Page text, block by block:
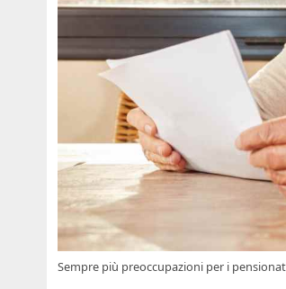
Sempre più preoccupazioni per i